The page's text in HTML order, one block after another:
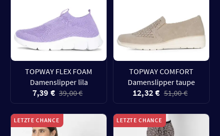
TOPWAY FLEX FOAM
Damenslipper lila
7,39 € 39,00 €
TOPWAY COMFORT
Damenslipper taupe
12,32 € 51,00 €
LETZTE CHANCE LETZTE CHANCE